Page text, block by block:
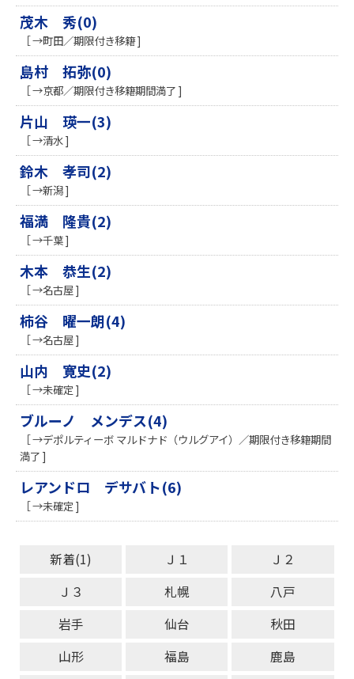
茂木 秀(0)
［ →町田／期限付き移籍 ]
島村 拓弥(0)
［ →京都／期限付き移籍期間満了 ]
片山 瑛一(3)
［ →清水 ]
鈴木 孝司(2)
［ →新潟 ]
福満 隆貴(2)
［ →千葉 ]
木本 恭生(2)
［ →名古屋 ]
柿谷 曜一朗(4)
［ →名古屋 ]
山内 寛史(2)
［ →未確定 ]
ブルーノ メンデス(4)
［ →デポルティーボ マルドナド（ウルグアイ）／期限付き移籍期間
満了 ]
レアンドロ デサバト(6)
［ →未確定 ]
新着(1) Ｊ１
Ｊ２
Ｊ３
札幌
八戸
岩手
仙台
秋田
山形
福島
鹿島